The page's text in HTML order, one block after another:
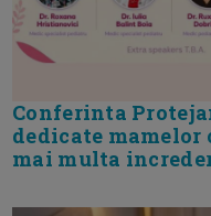
Conferinta
dedicate mamelor
mai multa